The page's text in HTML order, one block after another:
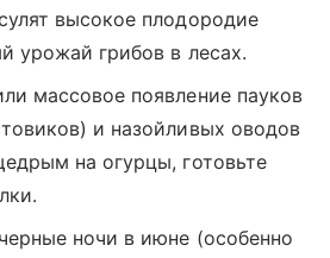
высокое плодородие
урожай грибов в лесах.
массовое появление пауков
и назойливых оводов
на огурцы, готовьте
ночи в июне (особенно